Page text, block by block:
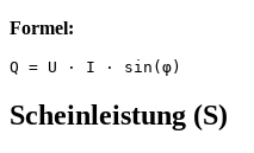
Formel:
Q = U · I · sin(φ)
Scheinleistung (S)